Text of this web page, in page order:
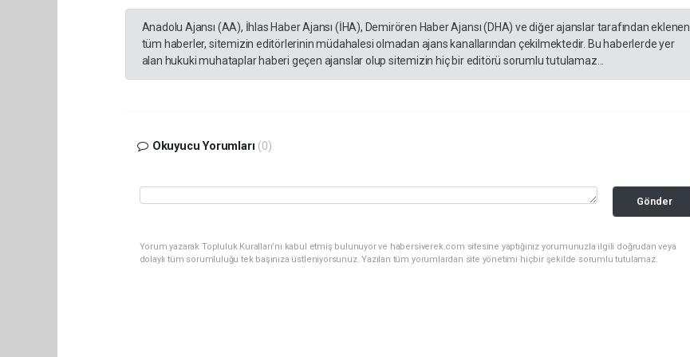
Anadolu Ajansı (AA), İhlas Haber Ajansı (İHA), Demirören Haber Ajansı (DHA) ve diğer ajanslar tarafından eklenen
tüm haberler, sitemizin editörlerinin müdahalesi olmadan ajans kanallarından çekilmektedir. Bu haberlerde yer
alan hukuki muhataplar haberi geçen ajanslar olup sitemizin hiç bir editörü sorumlu tutulamaz...
Okuyucu Yorumları (0)
Gönder
Yorum yazarak Topluluk Kuralları’nı kabul etmiş bulunuyor ve habersiverek.com sitesine yaptığınız yorumunuzla ilgili doğrudan veya
dolaylı tüm sorumluluğu tek başınıza üstleniyorsunuz. Yazılan tüm yorumlardan site yönetimi hiçbir şekilde sorumlu tutulamaz.